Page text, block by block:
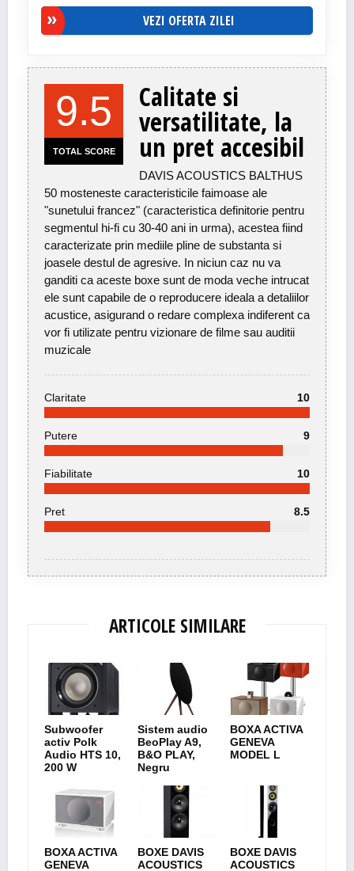
VEZI OFERTA ZILEI
9.5
TOTAL SCORE
Calitate si
versatilitate, la
un pret accesibil
DAVIS ACOUSTICS BALTHUS
50 mosteneste caracteristicile faimoase ale
"sunetului francez" (caracteristica definitorie pentru
segmentul hi-fi cu 30-40 ani in urma), acestea fiind
caracterizate prin mediile pline de substanta si
joasele destul de agresive. In niciun caz nu va
ganditi ca aceste boxe sunt de moda veche intrucat
ele sunt capabile de o reproducere ideala a detaliilor
acustice, asigurand o redare complexa indiferent ca
vor fi utilizate pentru vizionare de filme sau auditii
muzicale
Claritate 10
Putere 9
Fiabilitate 10
Pret 8.5
ARTICOLE SIMILARE
Subwoofer
activ Polk
Audio HTS 10,
200 W
Sistem audio
BeoPlay A9,
B&O PLAY,
Negru
BOXA ACTIVA
GENEVA
MODEL L
BOXA ACTIVA
GENEVA
BOXE DAVIS
ACOUSTICS
BOXE DAVIS
ACOUSTICS